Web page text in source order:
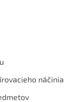
náčinia